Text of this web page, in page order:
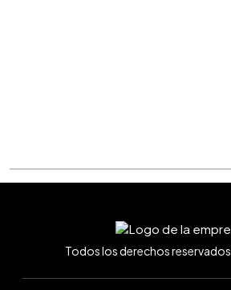
Todos los derechos